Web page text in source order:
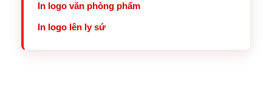
In logo văn phòng phẩm
In logo lên ly sứ